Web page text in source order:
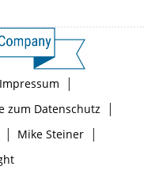
Impressum |
zum Datenschutz |
| Mike Steiner|